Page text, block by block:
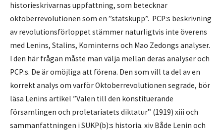
historieskrivarnas uppfattning, som betecknar
oktoberrevolutionen som en ”statskupp”. PCP:s beskrivning
av revolutionsförloppet stämmer naturligtvis inte överens
med Lenins, Stalins, Kominterns och Mao Zedongs analyser.
I den här frågan måste man välja mellan deras analyser och
PCP:s. De är omöjliga att förena. Den som vill ta del av en
korrekt analys om varför Oktoberrevolutionen segrade, bör
läsa Lenins artikel ”Valen till den konstituerande
församlingen och proletariatets diktatur” (1919) xiii och
sammanfattningen i SUKP(b):s historia. xiv Både Lenin och